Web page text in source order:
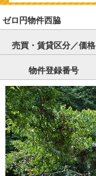
ゼロ円物件西脇
売買・賃貸区分／価格
物件登録番号